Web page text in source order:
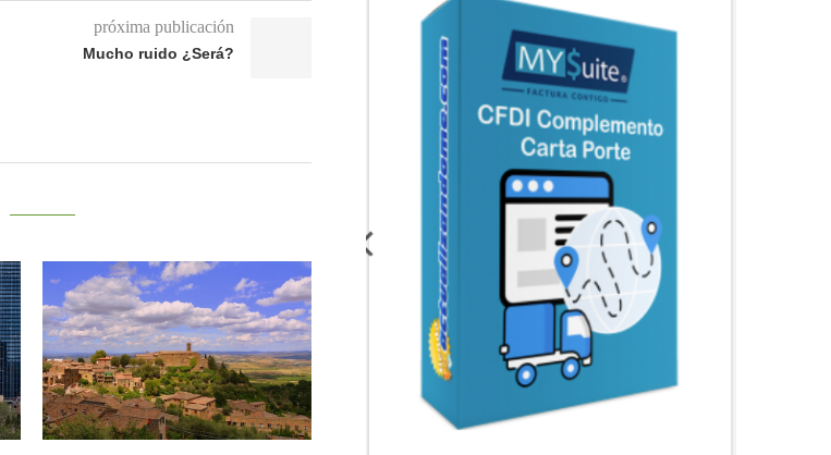
próxima publicación
Mucho ruido ¿Será?